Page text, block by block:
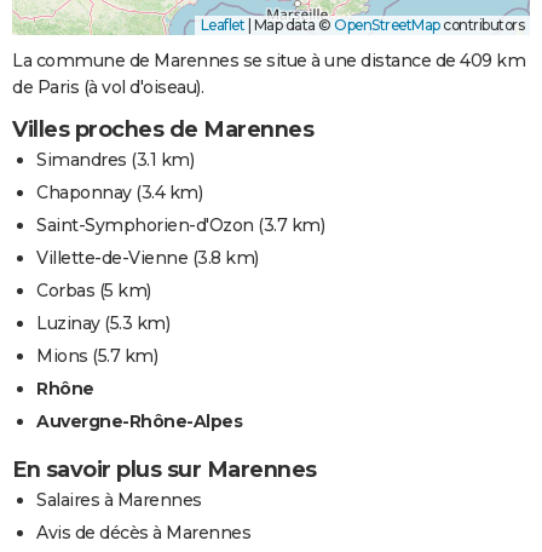
Leaflet Map data © OpenStreetMapcontributors
La commune de Marennes se situe à une distance de 409 km
de Paris (à vol d'oiseau).
Villes proches de Marennes
Simandres (3.1 km)
Chaponnay(3.4 km)
Saint-Symphorien-d'Ozon (3.7 km)
Villette-de-Vienne (3.8 km)
Corbas (5 km)
Luzinay(5.3 km)
Mions (5.7 km)
Rhône
Auvergne-Rhône-Alpes
En savoir plus sur Marennes
Salaires à Marennes
Avis de décès à Marennes